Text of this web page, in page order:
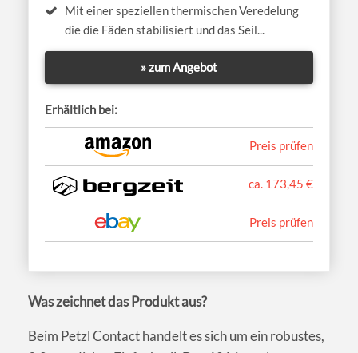
Mit einer speziellen thermischen Veredelung
die die Fäden stabilisiert und das Seil...
» zum Angebot
Erhältlich bei:
Preis prüfen
ca. 173,45 €
Preis prüfen
Was zeichnet das Produkt aus?
Beim Petzl Contact handelt es sich um ein robustes,